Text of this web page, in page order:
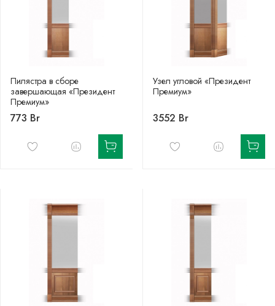
Пилястра в сборе
завершающая «Президент
Премиум»
773 Br
Узел угловой «Президент
Премиум»
3552 Br